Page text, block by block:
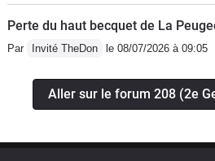
Perte du haut becquet de La
Par Invité TheDon le 08/07/2026 à 09:05
Aller sur le forum 208 (2e